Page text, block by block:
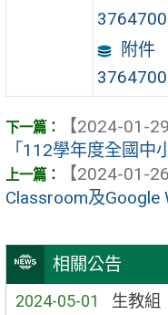
相關公告
2024-05-01 生教組
附件
【2024-01-29
「112學年度全國中
【2024-01-26
Classroom及Google